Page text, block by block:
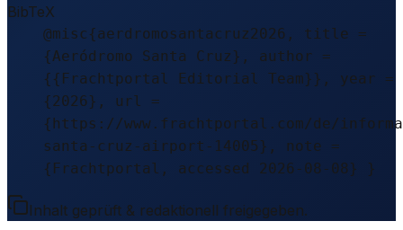
BibTeX
@misc{aerdromosantacruz2026, title =
{Aeródromo Santa Cruz}, author =
{{Frachtportal Editorial Team}}, year =
{2026}, url =
{https://www.frachtportal.com/de/
santa-cruz-airport-14005}, note =
{Frachtportal, accessed 2026-08-08} }
Inhalt geprüft & redaktionell freigegeben.